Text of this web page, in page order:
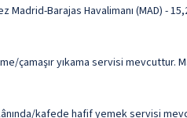
Barajas Havalimanı (MAD) -
yıkama servisi
kafede hafif yemek servisi